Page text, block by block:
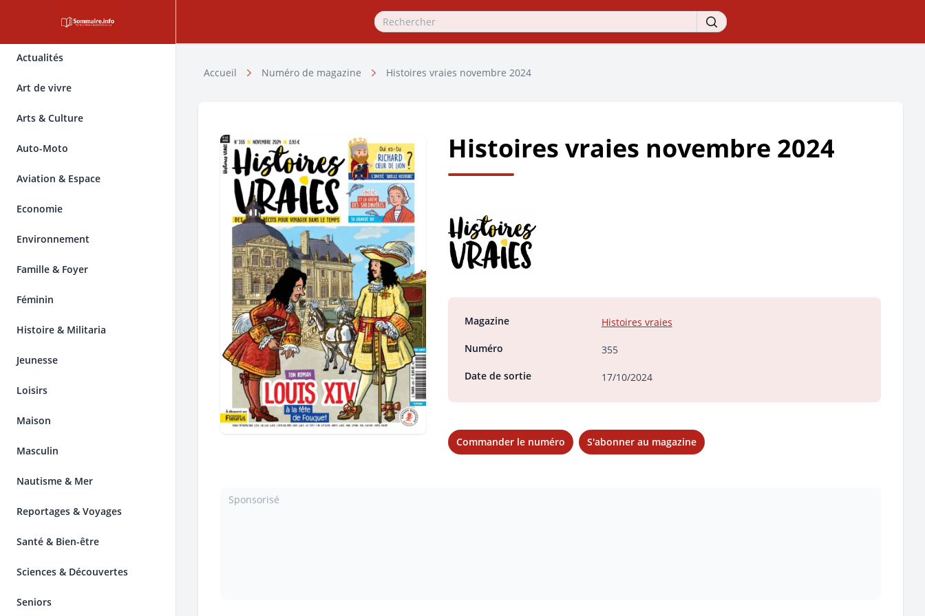
Actualités
Art de vivre
Arts & Culture
Auto-Moto
Aviation & Espace
Economie
Environnement
Famille & Foyer
Féminin
Histoire & Militaria
Jeunesse
Loisirs
Maison
Masculin
Nautisme & Mer
Reportages & Voyages
Santé & Bien-être
Sciences & Découvertes
Seniors
Accueil Numéro de magazine Histoires vraies novembre 2024
Histoires vraies novembre 2024
Magazine
Histoires vraies
Numéro
355
Date de sortie
17/10/2024
Commander le numéro S'abonner au magazine
Sponsorisé